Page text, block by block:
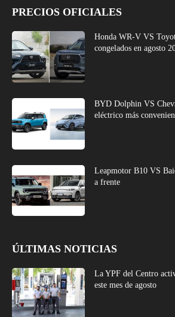
PRECIOS OFICIALES
Honda WR-V VS
congelados en agosto
BYD Dolphin VS
eléctrico más
Leapmotor B10 VS
a frente
ÚLTIMAS NOTICIAS
La YPF del Centro
este mes de agosto